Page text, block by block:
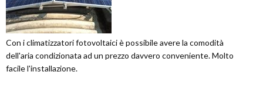
Con i climatizzatori fotovoltaici è possibile avere la comodità
dell'aria condizionata ad un prezzo davvero conveniente. Molto
facile l'installazione.